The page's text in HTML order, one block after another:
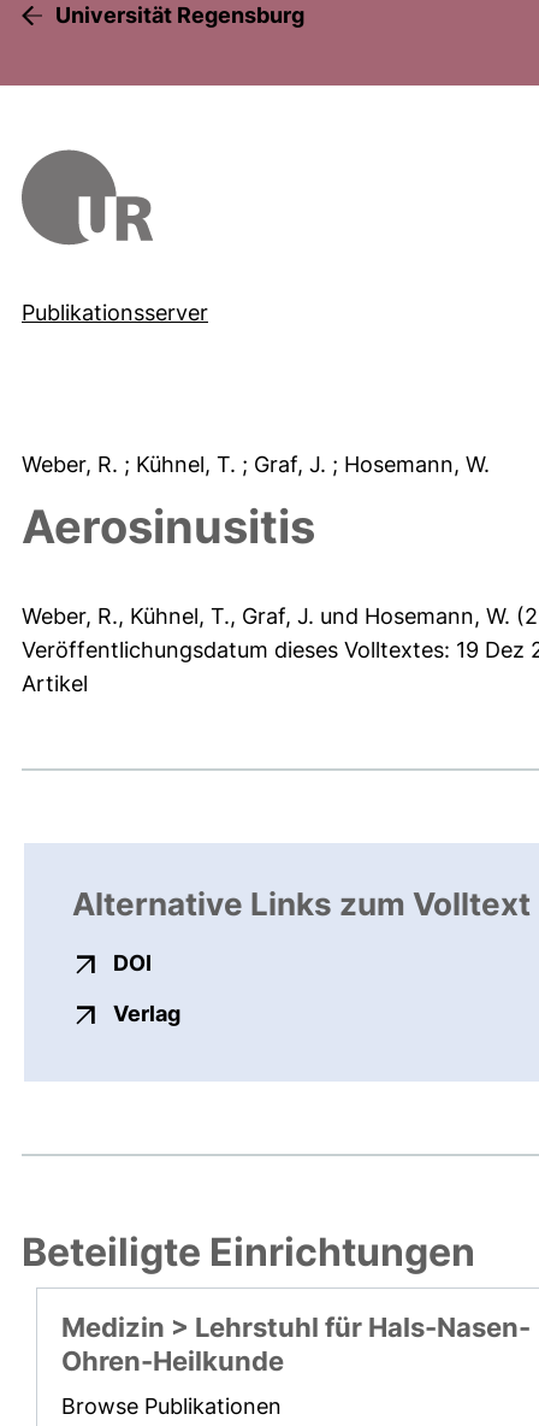
Universität Regensburg
Publikationsserver
Weber, R. ; Kühnel, T. ; Graf, J. ; Hosemann, W.
Aerosinusitis
Weber, R., Kühnel, T., Graf, J. und Hosemann, W.
Veröffentlichungsdatum dieses Volltextes: 19 Dez
Artikel
Alternative Links zum Volltext
DOI
Verlagexterner Link, öffnet neues
Beteiligte Einrichtungen
Medizin > Lehrstuhl für Hals-Nasen-
Ohren-Heilkunde
Browse Publikationen